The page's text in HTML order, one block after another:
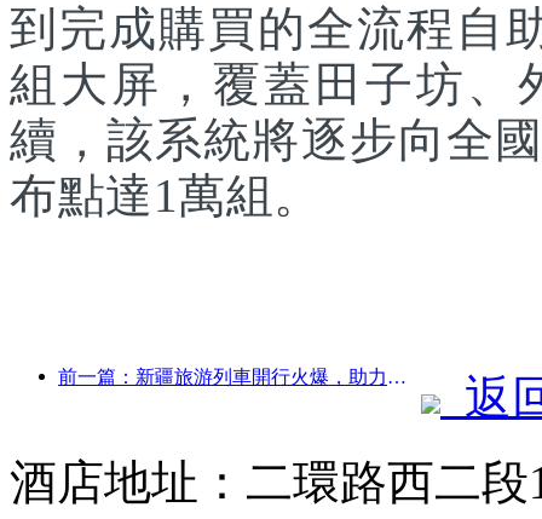
到完成購買的全流程自
組大屏，覆蓋田子坊、
續，該系統將逐步向全
布點達1萬組。
前一篇：新疆旅游列車開行火爆，助力文旅經濟蓬勃發展
返
酒店地址：二環路西二